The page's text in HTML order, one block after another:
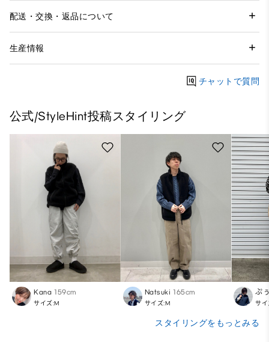
配送・交換・返品について
生産情報
チャットで質問
公式/StyleHint投稿スタイリング
Kana 159cm
サイズ:M
Natsuki 165cm
サイズ:M
ぷ
サ
スタイリングをもっとみる